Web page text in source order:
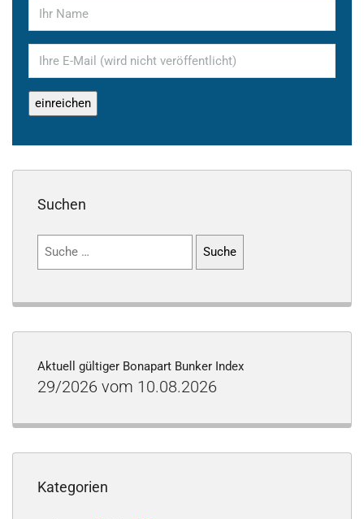
Suchen
Suchen
Aktuell gültiger Bonapart Bunker Index
29/2026 vom 10.08.2026
Kategorien